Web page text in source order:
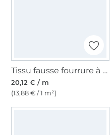
Tissu fausse fourrure à longs poils hirsutes, noir
20,12 € / m
(13,88 € / 1 m²)